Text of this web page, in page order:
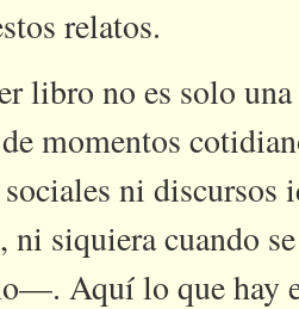
relatos.
libro no es solo
momentos
ni discursos
ni siquiera cuando
Aquí lo que hay